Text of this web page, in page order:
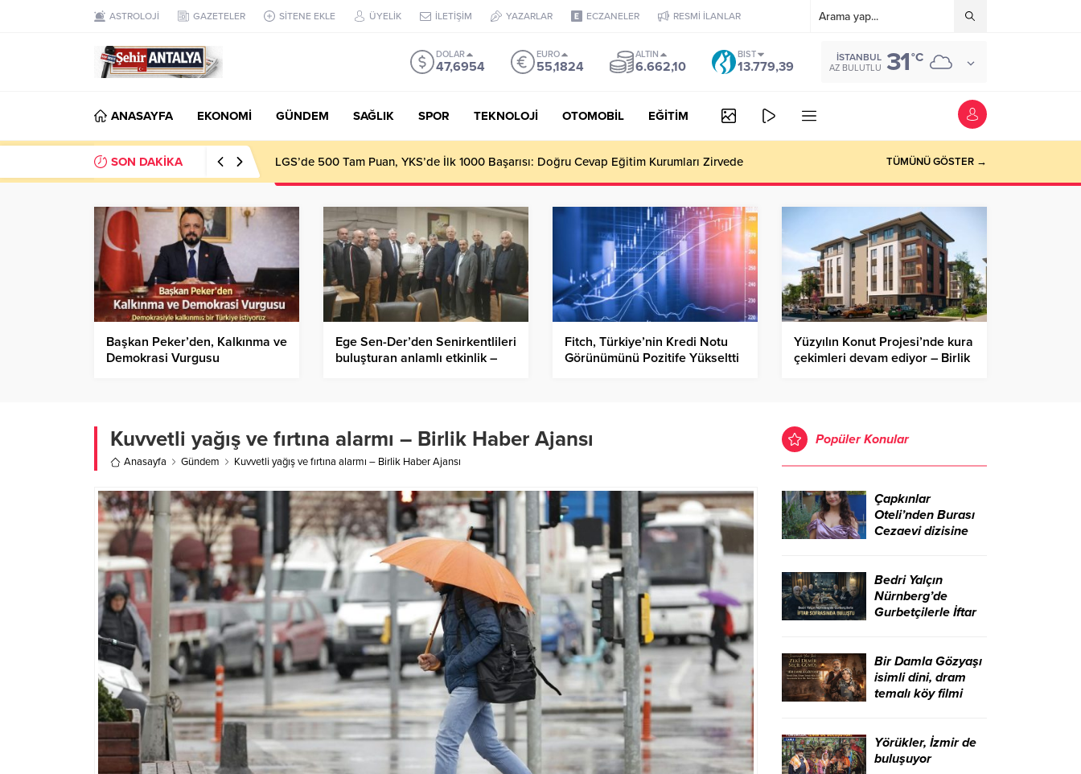
ASTROLOJİ GAZETELER SİTENE EKLE ÜYELİK İLETİŞİM YAZARLAR ECZANELER RESMİ İLANLAR
DOLAR
47,6954
EURO
55,1824
ALTIN
6.662,10
BIST
13.779,39
İSTANBUL
AZ BULUTLU 31°C
ANASAYFA EKONOMİ GÜNDEM SAĞLIK SPOR TEKNOLOJİ OTOMOBİL EĞİTİM
SON DAKİKA LGS’de 500 Tam Puan, YKS’de İlk 1000 Başarısı: Doğru Cevap Eğitim Kurumları Zirvede TÜMÜNÜ GÖSTER →
Başkan Peker’den, Kalkınma ve
Demokrasi Vurgusu
Ege Sen-Der’den Senirkentlileri
buluşturan anlamlı etkinlik –
Fitch, Türkiye’nin Kredi Notu
Görünümünü Pozitife Yükseltti
Yüzyılın Konut Projesi’nde kura
çekimleri devam ediyor – Birlik
Kuvvetli yağış ve fırtına alarmı – Birlik Haber Ajansı
Anasayfa Gündem Kuvvetli yağış ve fırtına alarmı – Birlik Haber Ajansı
Popüler Konular
Çapkınlar
Oteli’nden Burası
Cezaevi dizisine
Bedri Yalçın
Nürnberg’de
Gurbetçilerle İftar
Bir Damla Gözyaşı
isimli dini, dram
temalı köy filmi
Yörükler, İzmir de
buluşuyor